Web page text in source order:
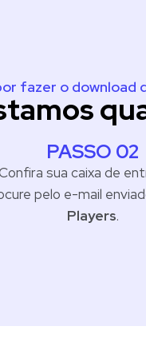
fazer o download
PASSO 02
sua caixa de
pelo e-mail
Players.